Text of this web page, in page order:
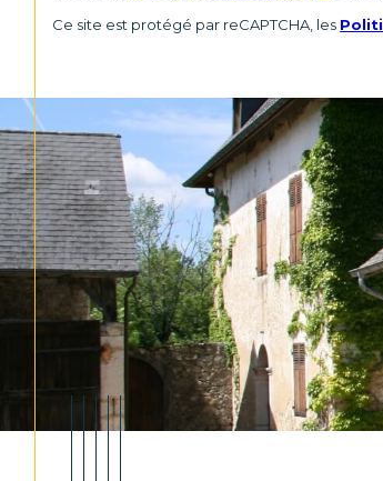
Ce site est protégé par reCAPTCHA, les